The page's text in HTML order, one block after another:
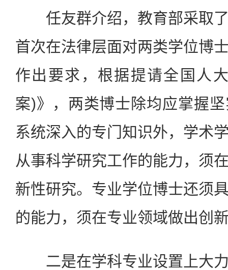
任友群介绍，教育部采取了
首次在法律层面对两类学位博
作出要求，根据提请全国人
案)》，两类博士除均应掌握
系统深入的专门知识外，学术
从事科学研究工作的能力，须
新性研究。专业学位博士还须
的能力，须在专业领域做出创
二是在学科专业设置上大力